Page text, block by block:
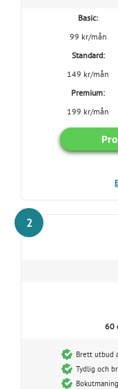
Basic:
99 kr/mån
Standard:
149 kr/mån
Premium:
199 kr/mån
2
60
Brett utbud
Tydlig och